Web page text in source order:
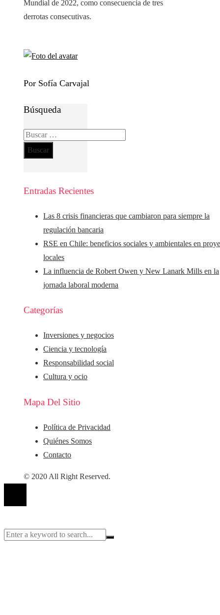
Mundial de 2022, como consecuencia de tres
derrotas consecutivas.
Por Sofía Carvajal
Búsqueda
Buscar:
Entradas Recientes
Las 8 crisis financieras que cambiaron para siempre la
regulación bancaria
RSE en Chile: beneficios sociales y ambientales en
locales
La influencia de Robert Owen y New Lanark Mills en la
jornada laboral moderna
Categorías
Inversiones y negocios
Ciencia y tecnología
Responsabilidad social
Cultura y ocio
Mapa Del Sitio
Política de Privacidad
Quiénes Somos
Contacto
© 2020 All Right Reserved.